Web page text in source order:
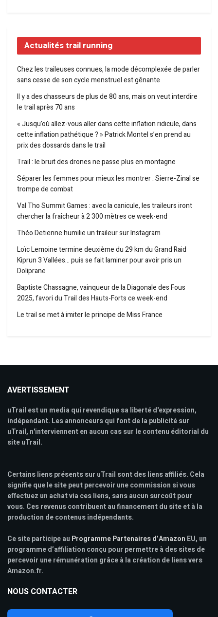
Actualités trail running
Chez les traileuses connues, la mode décomplexée de parler
sans cesse de son cycle menstruel est gênante
Il y a des chasseurs de plus de 80 ans, mais on veut interdire
le trail après 70 ans
« Jusqu’où allez-vous aller dans cette inflation ridicule, dans
cette inflation pathétique ? » Patrick Montel s’en prend au
prix des dossards dans le trail
Trail : le bruit des drones ne passe plus en montagne
Séparer les femmes pour mieux les montrer : Sierre-Zinal se
trompe de combat
Val Tho Summit Games : avec la canicule, les traileurs iront
chercher la fraîcheur à 2 300 mètres ce week-end
Théo Detienne humilie un traileur sur Instagram
Loïc Lemoine termine deuxième du 29 km du Grand Raid
Kiprun 3 Vallées… puis se fait laminer pour avoir pris un
Doliprane
Baptiste Chassagne, vainqueur de la Diagonale des Fous
2025, favori du Trail des Hauts-Forts ce week-end
Le trail se met à imiter le principe de Miss France
AVERTISSEMENT
uTrail est un media qui revendique sa liberté d'expression,
indépendant. Les annonceurs qui font de la publicité sur
uTrail, n'interviennent en aucun cas sur le contenu éditorial du
site uTrail.
Certains liens présents sur uTrail sont des liens affiliés. Cela
signifie que le site peut percevoir une commission si vous
effectuez un achat via ces liens, sans aucun surcoût pour
vous. Ces revenus contribuent au financement du site et à la
production de contenus indépendants.
Ce site participe au Programme Partenaires d’Amazon EU, un
programme d’affiliation conçu pour permettre à des sites de
percevoir une rémunération grâce à la création de liens vers
Amazon.fr.
NOUS CONTACTER